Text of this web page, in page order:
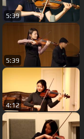
5:39
5:39
4:12